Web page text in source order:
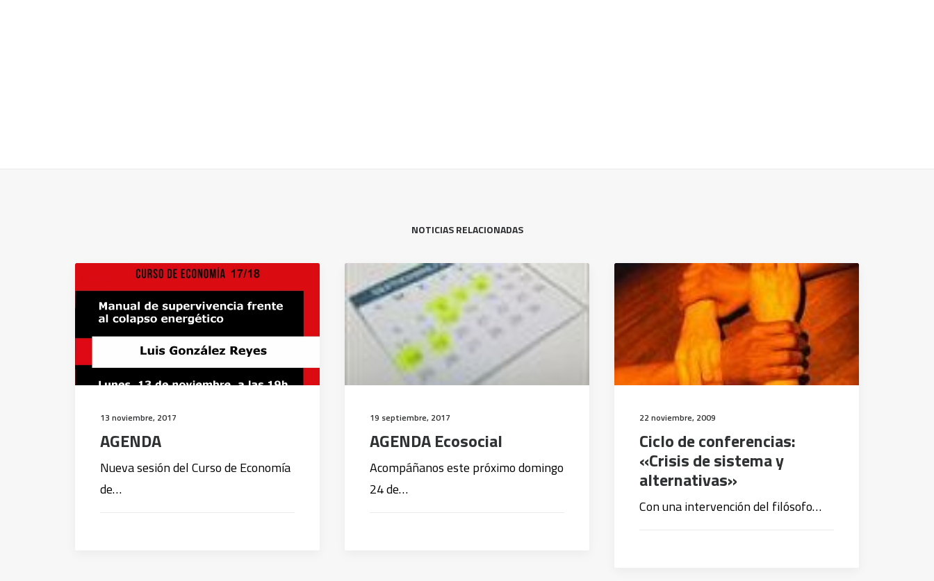
NOTICIAS RELACIONADAS
13 noviembre, 2017
AGENDA
Nueva sesión del Curso de Economía
de…
19 septiembre, 2017
AGENDA Ecosocial
Acompáñanos este próximo domingo
24 de…
22 noviembre, 2009
Ciclo de conferencias:
«Crisis de sistema y
alternativas»
Con una intervención del filósofo…